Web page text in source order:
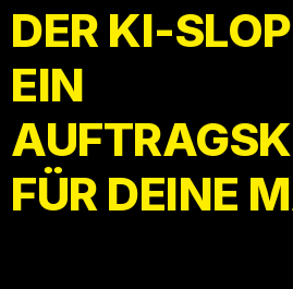
DER KI-
EIN
FÜR DEINE